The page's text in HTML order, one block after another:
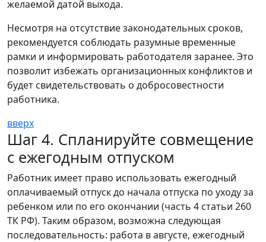
желаемой датой выхода.
Несмотря на отсутствие законодательных сроков,
рекомендуется соблюдать разумные временные
рамки и информировать работодателя заранее. Это
позволит избежать организационных конфликтов и
будет свидетельствовать о добросовестности
работника.
вверх
Шаг 4. Спланируйте совмещение
с ежегодным отпуском
Работник имеет право использовать ежегодный
оплачиваемый отпуск до начала отпуска по уходу за
ребенком или по его окончании (часть 4 статьи 260
ТК РФ). Таким образом, возможна следующая
последовательность: работа в августе, ежегодный